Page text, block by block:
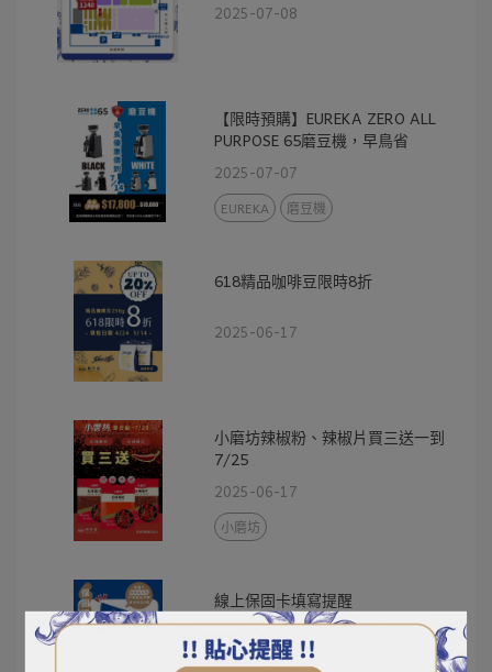
2025-07-08
【限時預購】EUREKA ZERO ALL
PURPOSE 65磨豆機，早鳥省
$2000！
2025-07-07
EUREKA 磨豆機
618精品咖啡豆限時8折
2025-06-17
小磨坊辣椒粉、辣椒片買三送一到
7/25
2025-06-17
小磨坊
線上保固卡填寫提醒
2025-06-12